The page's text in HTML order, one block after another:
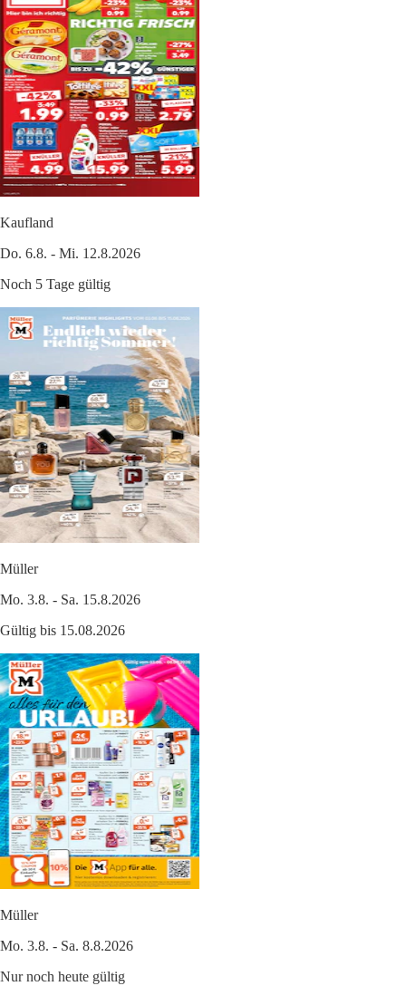
Kaufland
Do. 6.8. - Mi. 12.8.2026
Noch 5 Tage gültig
Müller
Mo. 3.8. - Sa. 15.8.2026
Gültig bis 15.08.2026
Müller
Mo. 3.8. - Sa. 8.8.2026
Nur noch heute gültig